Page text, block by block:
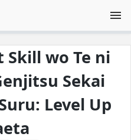
Skill wo Te ni
Sekai
Level Up